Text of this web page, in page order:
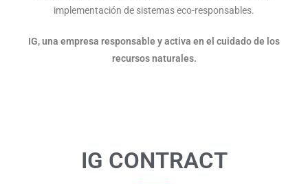
implementación de sistemas eco-responsables.
IG, una empresa responsable y activa en el cuidado de los
recursos naturales.
IG CONTRACT